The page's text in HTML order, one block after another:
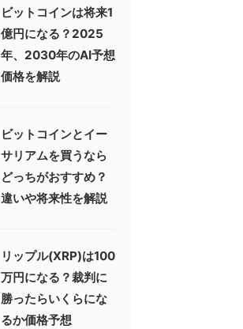
ビットコインは将来1
億円になる？2025
年、2030年のAI予想
価格を解説
ビットコインとイー
サリアムを買うなら
どっちがおすすめ？
違いや将来性を解説
リップル(XRP)は100
万円になる？裁判に
勝ったらいくらにな
るか価格予想